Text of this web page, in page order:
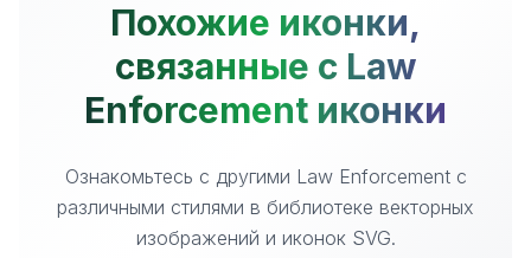
Похожие иконки,
связанные с Law
Enforcement иконки
Ознакомьтесь с другими Law Enforcement с
различными стилями в библиотеке векторных
изображений и иконок SVG.